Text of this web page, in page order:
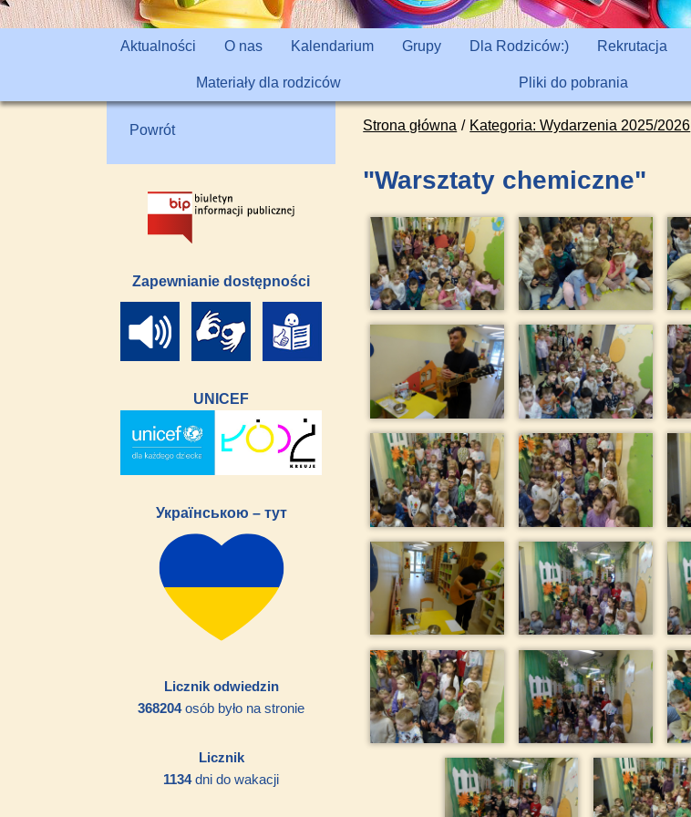
Aktualności O nas Kalendarium Grupy Dla Rodziców:) Rekrutacja
Materiały dla rodziców Pliki do pobrania
Strona główna Kategoria: Wydarzenia 2025/2026
"Warsztaty chemiczne"
Powrót
Zapewnianie dostępności
UNICEF
Українською – тут
Licznik odwiedzin
368204osób było na stronie
Licznik
1134dni do wakacji